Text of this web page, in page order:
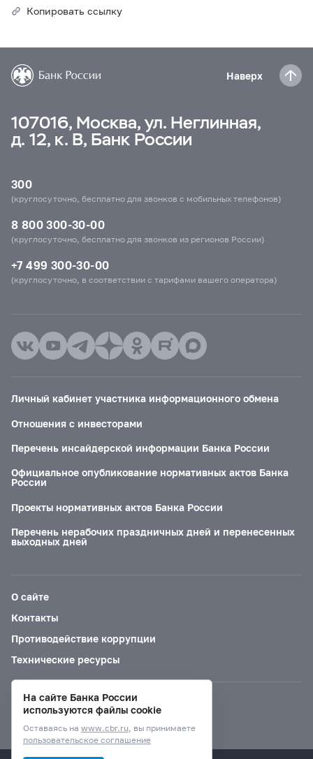
Копировать ссылку
Наверх
107016, Москва, ул. Неглинная,
д. 12, к. В, Банк России
300
(круглосуточно, бесплатно для звонков с мобильных телефонов)
8 800 300-30-00
(круглосуточно, бесплатно для звонков из регионов России)
+7 499 300-30-00
(круглосуточно, в соответствии с тарифами вашего оператора)
Личный кабинет участника информационного обмена
Отношения с инвесторами
Перечень инсайдерской информации Банка России
Официальное опубликование нормативных актов Банка
России
Проекты нормативных актов Банка России
Перечень нерабочих праздничных дней и перенесенных
выходных дней
О сайте
Контакты
Противодействие коррупции
Технические ресурсы
Версия для слабовидящих
На сайте Банка России
используются файлы cookie
Оставаясь на www.cbr.ru, вы принимаете
пользовательское соглашение